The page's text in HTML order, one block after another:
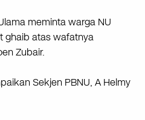
meminta warga NU
ghaib atas wafatnya
Zubair.
Sekjen PBNU, A Helmy